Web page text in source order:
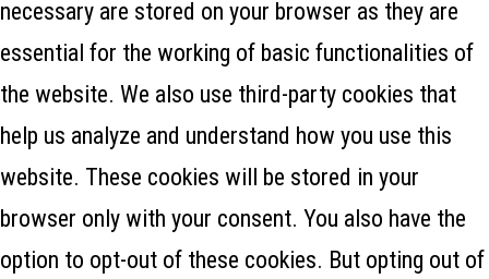
necessary are stored on your browser as they are
essential for the working of basic functionalities of
the website. We also use third-party cookies that
help us analyze and understand how you use this
website. These cookies will be stored in your
browser only with your consent. You also have the
option to opt-out of these cookies. But opting out of